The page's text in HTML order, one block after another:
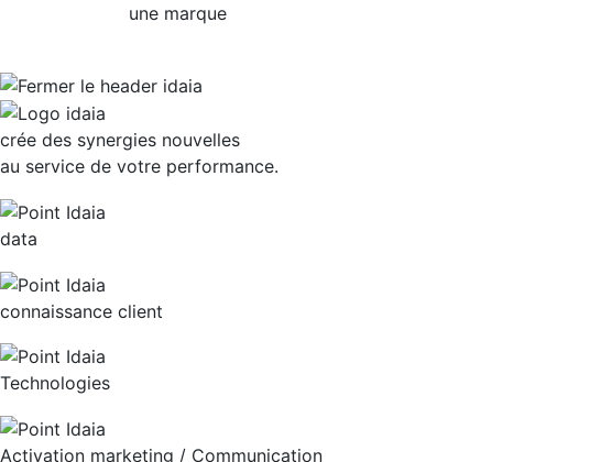
une marque
crée des synergies nouvelles
au service de votre performance.
data
connaissance client
Technologies
Activation marketing / Communication